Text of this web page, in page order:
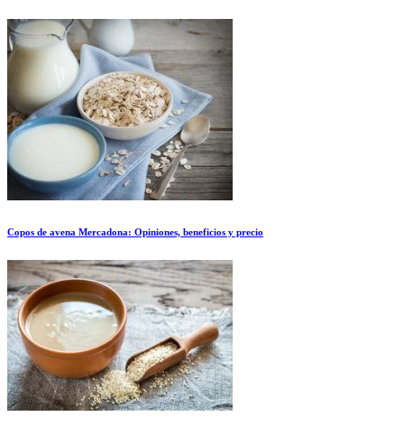
Copos de avena Mercadona: Opiniones, beneficios y precio